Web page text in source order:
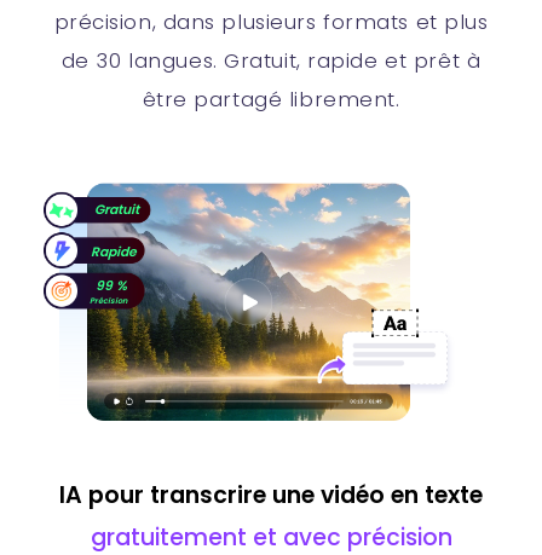
précision, dans plusieurs formats et plus
de 30 langues. Gratuit, rapide et prêt à
être partagé librement.
Gratuit
Rapide
99 %
Précision
IA pour transcrire une vidéo en texte
gratuitement et avec précision